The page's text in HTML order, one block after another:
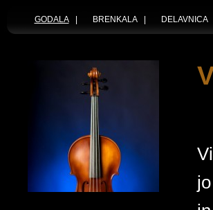
GODALA| BRENKALA| DELAVNICA